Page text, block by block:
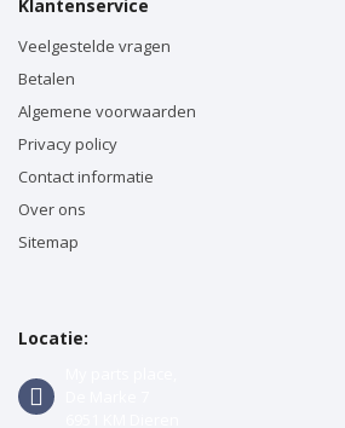
Klantenservice
Veelgestelde vragen
Betalen
Algemene voorwaarden
Privacy policy
Contact informatie
Over ons
Sitemap
Locatie: